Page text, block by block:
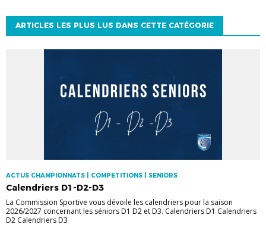
ARTICLES LES PLUS LUS DANS CETTE CATÉGORIE
ACTUS CHAMPIONNATS | COMPETITIONS | SENIORS
Calendriers D1-D2-D3
La Commission Sportive vous dévoile les calendriers pour la saison
2026/2027 concernant les séniors D1 D2 et D3. Calendriers D1 Calendriers
D2 Calendriers D3